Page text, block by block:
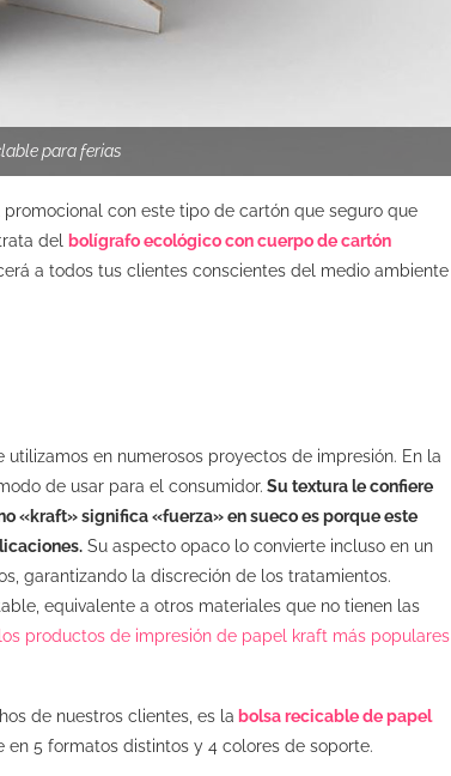
para ferias
con este tipo de cartón que seguro que
del
bolígrafo ecológico con cuerpo de cartón
a todos tus clientes conscientes del medio ambiente
en numerosos proyectos de impresión. En la
de usar para el consumidor. Su textura le confiere
«kraft» significa «fuerza» en sueco es porque este
Su aspecto opaco lo convierte incluso en un
garantizando la discreción de los tratamientos.
equivalente a otros materiales que no tienen las
productos de impresión de papel kraft más populares
de nuestros clientes, es la bolsa recicable de papel
5 formatos distintos y 4 colores de soporte.